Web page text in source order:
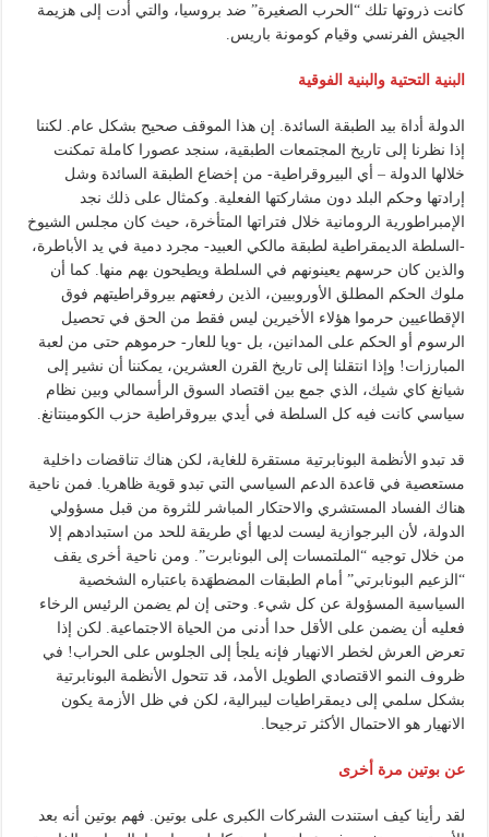
كانت ذروتها تلك “الحرب الصغيرة” ضد بروسيا، والتي أدت إلى هزيمة
الجيش الفرنسي وقيام كومونة باريس.
البنية التحتية والبنية الفوقية
الدولة أداة بيد الطبقة السائدة. إن هذا الموقف صحيح بشكل عام. لكننا
إذا نظرنا إلى تاريخ المجتمعات الطبقية، سنجد عصورا كاملة تمكنت
خلالها الدولة – أي البيروقراطية- من إخضاع الطبقة السائدة وشل
إرادتها وحكم البلد دون مشاركتها الفعلية. وكمثال على ذلك نجد
الإمبراطورية الرومانية خلال فتراتها المتأخرة، حيث كان مجلس الشيوخ
-السلطة الديمقراطية لطبقة مالكي العبيد- مجرد دمية في يد الأباطرة،
والذين كان حرسهم يعينونهم في السلطة ويطيحون بهم منها. كما أن
ملوك الحكم المطلق الأوروبيين، الذين رفعتهم بيروقراطيتهم فوق
الإقطاعيين حرموا هؤلاء الأخيرين ليس فقط من الحق في تحصيل
الرسوم أو الحكم على المدانين، بل -ويا للعار- حرموهم حتى من لعبة
المبارزات! وإذا انتقلنا إلى تاريخ القرن العشرين، يمكننا أن نشير إلى
شيانغ كاي شيك، الذي جمع بين اقتصاد السوق الرأسمالي وبين نظام
سياسي كانت فيه كل السلطة في أيدي بيروقراطية حزب الكومينتانغ.
قد تبدو الأنظمة البونابرتية مستقرة للغاية، لكن هناك تناقضات داخلية
مستعصية في قاعدة الدعم السياسي التي تبدو قوية ظاهريا. فمن ناحية
هناك الفساد المستشري والاحتكار المباشر للثروة من قبل مسؤولي
الدولة، لأن البرجوازية ليست لديها أي طريقة للحد من استبدادهم إلا
من خلال توجيه “الملتمسات إلى البونابرت”. ومن ناحية أخرى يقف
“الزعيم البونابرتي” أمام الطبقات المضطهَدة باعتباره الشخصية
السياسية المسؤولة عن كل شيء. وحتى إن لم يضمن الرئيس الرخاء
فعليه أن يضمن على الأقل حدا أدنى من الحياة الاجتماعية. لكن إذا
تعرض العرش لخطر الانهيار فإنه يلجأ إلى الجلوس على الحراب! في
ظروف النمو الاقتصادي الطويل الأمد، قد تتحول الأنظمة البونابرتية
بشكل سلمي إلى ديمقراطيات ليبرالية، لكن في ظل الأزمة يكون
الانهيار هو الاحتمال الأكثر ترجيحا.
عن بوتين مرة أخرى
لقد رأينا كيف استندت الشركات الكبرى على بوتين. فهم بوتين أنه بعد